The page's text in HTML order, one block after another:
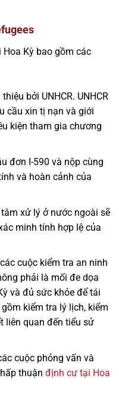
Kỳ bao gồm các
bởi UNHCR. UNHCR
cầu xin tị nạn và giới
kiện tham gia chương
đơn I-590 và nộp cùng
và hoàn cảnh của
xử lý ở nước ngoài sẽ
minh tính hợp lệ của
cuộc kiểm tra an ninh
phải là mối đe dọa
và đủ sức khỏe để tái
kiểm tra lý lịch, kiểm
liên quan đến tiểu sử
cuộc phỏng vấn và
thuận định cư tại Hoa